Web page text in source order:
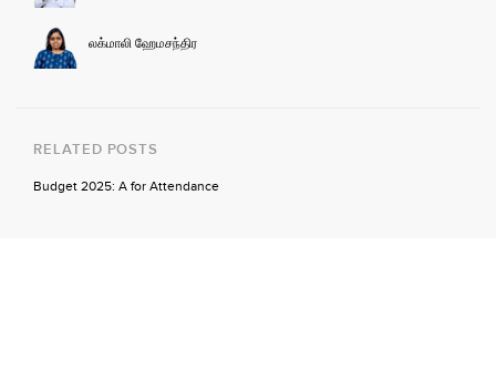
லக்மாலி ஹேமசந்திர
RELATED POSTS
Budget 2025: A for Attendance